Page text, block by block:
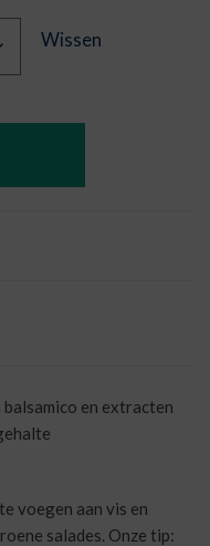
Wissen
en extracten
voegen aan vis en
salades. Onze tip: